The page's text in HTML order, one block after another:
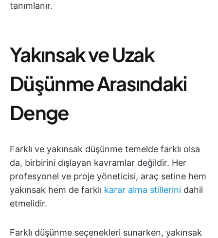
tanımlanır.
Yakınsak ve Uzak
Düşünme Arasındaki
Denge
Farklı ve yakınsak düşünme temelde farklı olsa
da, birbirini dışlayan kavramlar değildir. Her
profesyonel ve proje yöneticisi, araç setine hem
yakınsak hem de farklı karar alma stillerini dahil
etmelidir.
Farklı düşünme seçenekleri sunarken, yakınsak